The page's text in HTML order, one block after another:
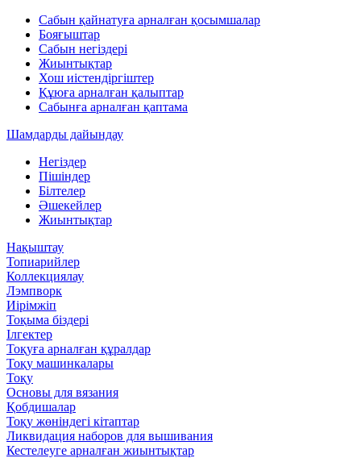
Сабын қайнатуға арналған қосымшалар
Бояғыштар
Сабын негіздері
Жиынтықтар
Хош иістендіргіштер
Құюға арналған қалыптар
Сабынға арналған қаптама
Шамдарды дайындау
Негіздер
Пішіндер
Білтелер
Әшекейлер
Жиынтықтар
Нақыштау
Топиарийлер
Коллекциялау
Лэмпворк
Иірімжіп
Тоқыма біздері
Ілгектер
Тоқуға арналған құралдар
Тоқу машинкалары
Тоқу
Основы для вязания
Қобдишалар
Тоқу жөніндегі кітаптар
Ликвидация наборов для вышивания
Кестелеуге арналған жиынтықтар